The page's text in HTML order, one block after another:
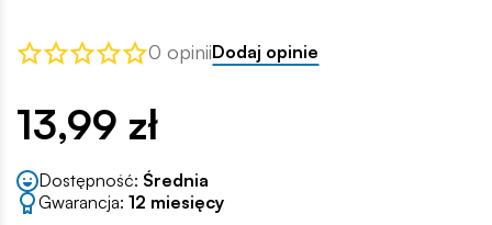
0 opiniiDodaj opinie
13,99 zł
Dostępność: Średnia
Gwarancja: 12 miesięcy